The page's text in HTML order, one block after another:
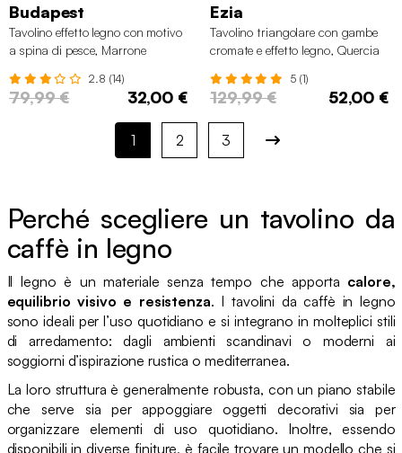
Budapest
Tavolino effetto legno con motivo
a spina di pesce, Marrone
2.8 (14)
79,99 € 32,00 €
Ezia
Tavolino triangolare con gambe
cromate e effetto legno, Quercia
5 (1)
129,99 € 52,00 €
1 2 3
Perché scegliere un tavolino da
caffè in legno
Il legno è un materiale senza tempo che apporta calore,
equilibrio visivo e resistenza. I tavolini da caffè in legno
sono ideali per l’uso quotidiano e si integrano in molteplici stili
di arredamento: dagli ambienti scandinavi o moderni ai
soggiorni d’ispirazione rustica o mediterranea.
La loro struttura è generalmente robusta, con un piano stabile
che serve sia per appoggiare oggetti decorativi sia per
organizzare elementi di uso quotidiano. Inoltre, essendo
disponibili in diverse finiture, è facile trovare un modello che si